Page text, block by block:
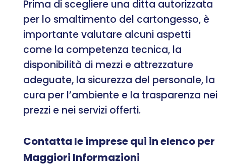
Prima di scegliere una ditta autorizzata
per lo smaltimento del cartongesso, è
importante valutare alcuni aspetti
come la competenza tecnica, la
disponibilità di mezzi e attrezzature
adeguate, la sicurezza del personale, la
cura per l’ambiente e la trasparenza nei
prezzi e nei servizi offerti.
Contatta le imprese qui in elenco per
Maggiori Informazioni